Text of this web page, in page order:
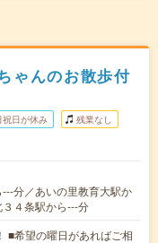
ゃんのお散歩付
祝日が休み 残業なし
分／あいの里教育大駅か
４条駅から---分
■希望の曜日があればご相